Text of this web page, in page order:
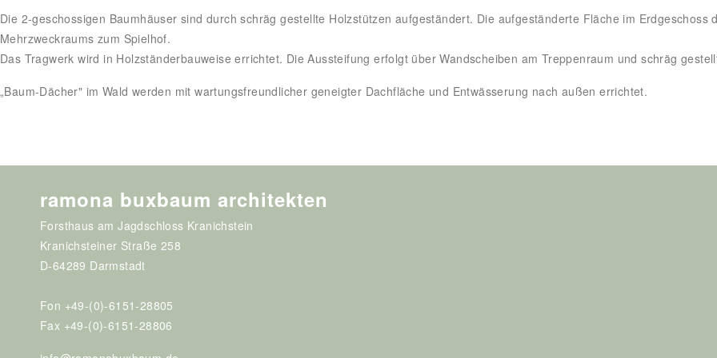
Die 2-geschossigen Baumhäuser sind durch schräg gestellte Holzstützen aufgeständert. Die aufgeständerte Fläche im
Mehrzweckraums zum Spielhof.
Das Tragwerk wird in Holzständerbauweise errichtet. Die Aussteifung erfolgt über Wandscheiben am Treppenraum und schräg
„Baum-Dächer" im Wald werden mit wartungsfreundlicher geneigter Dachfläche und Entwässerung nach außen errichtet.
ramona buxbaum architekten
Forsthaus am Jagdschloss Kranichstein
Kranichsteiner Straße 258
D-64289 Darmstadt
Fon +49-(0)-6151-28805
Fax +49-(0)-6151-28806